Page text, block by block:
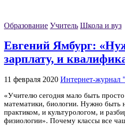
Образование Учитель Школа и вуз
Евгений Ямбург:
зарплату, и
11 февраля 2020 Интернет-журнал
«Учителю сегодня мало быть
математики, биологии. Нужно быть
практиком, и культурологом, и
физиологии». Почему классы все